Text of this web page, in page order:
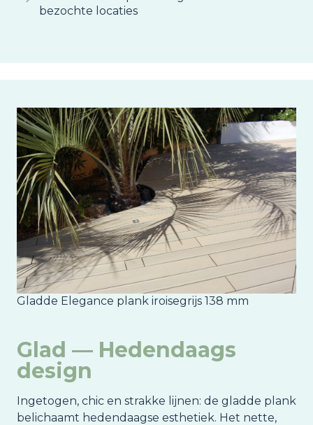
bezochte locaties
Image
Gladde Elegance plank iroisegrijs 138 mm
Glad — Hedendaags
design
Ingetogen, chic en strakke lijnen: de gladde plank
belichaamt hedendaagse esthetiek. Het nette,